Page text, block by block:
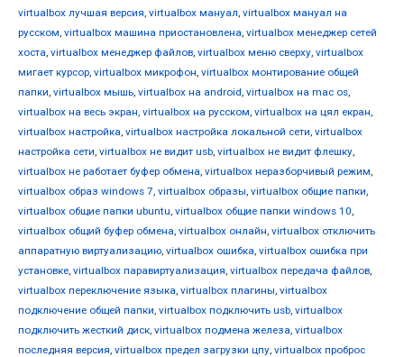
virtualbox лучшая версия, virtualbox мануал, virtualbox мануал на
русском, virtualbox машина приостановлена, virtualbox менеджер сетей
хоста, virtualbox менеджер файлов, virtualbox меню сверху, virtualbox
мигает курсор, virtualbox микрофон, virtualbox монтирование общей
папки, virtualbox мышь, virtualbox на android, virtualbox на mac os,
virtualbox на весь экран, virtualbox на русском, virtualbox на цял екран,
virtualbox настройка, virtualbox настройка локальной сети, virtualbox
настройка сети, virtualbox не видит usb, virtualbox не видит флешку,
virtualbox не работает буфер обмена, virtualbox неразборчивый режим,
virtualbox образ windows 7, virtualbox образы, virtualbox общие папки,
virtualbox общие папки ubuntu, virtualbox общие папки windows 10,
virtualbox общий буфер обмена, virtualbox онлайн, virtualbox отключить
аппаратную виртуализацию, virtualbox ошибка, virtualbox ошибка при
установке, virtualbox паравиртуализация, virtualbox передача файлов,
virtualbox переключение языка, virtualbox плагины, virtualbox
подключение общей папки, virtualbox подключить usb, virtualbox
подключить жесткий диск, virtualbox подмена железа, virtualbox
последняя версия, virtualbox предел загрузки цпу, virtualbox проброс